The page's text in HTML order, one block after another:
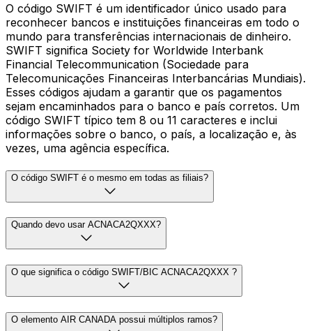
O código SWIFT é um identificador único usado para
reconhecer bancos e instituições financeiras em todo o
mundo para transferências internacionais de dinheiro.
SWIFT significa Society for Worldwide Interbank
Financial Telecommunication (Sociedade para
Telecomunicações Financeiras Interbancárias Mundiais).
Esses códigos ajudam a garantir que os pagamentos
sejam encaminhados para o banco e país corretos. Um
código SWIFT típico tem 8 ou 11 caracteres e inclui
informações sobre o banco, o país, a localização e, às
vezes, uma agência específica.
O código SWIFT é o mesmo em todas as filiais?
Quando devo usar ACNACA2QXXX?
O que significa o código SWIFT/BIC ACNACA2QXXX ?
O elemento AIR CANADA possui múltiplos ramos?